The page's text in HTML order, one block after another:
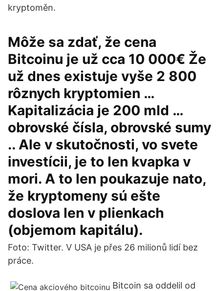
kryptoměn.
Môže sa zdať, že cena
Bitcoinu je už cca 10 000€ Že
už dnes existuje vyše 2 800
rôznych kryptomien …
Kapitalizácia je 200 mld …
obrovské čísla, obrovské sumy
.. Ale v skutočnosti, vo svete
investícii, je to len kvapka v
mori. A to len poukazuje nato,
že kryptomeny sú ešte
doslova len v plienkach
(objemom kapitálu).
Foto: Twitter. V USA je přes 26 milionů lidí bez
práce.
Bitcoin sa oddelil od